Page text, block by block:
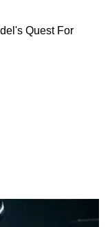
वसंत है। रुक्मिणी
एक्ट्रेस हैं। वे
हैं।